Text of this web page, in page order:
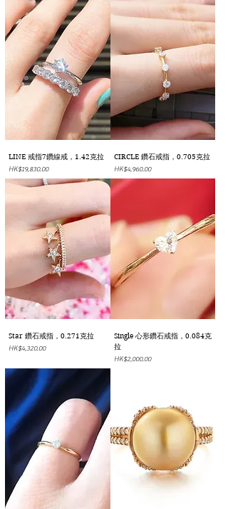
LINE 戒指7鑽線戒，1.42克拉
價格
HK$19,830.00
CIRCLE 鑽石戒指，0.705克拉
價格
HK$4,960.00
Star 鑽石戒指，0.271克拉
價格
HK$4,320.00
Single 心形鑽石戒指，0.084克
拉
價格
HK$2,000.00